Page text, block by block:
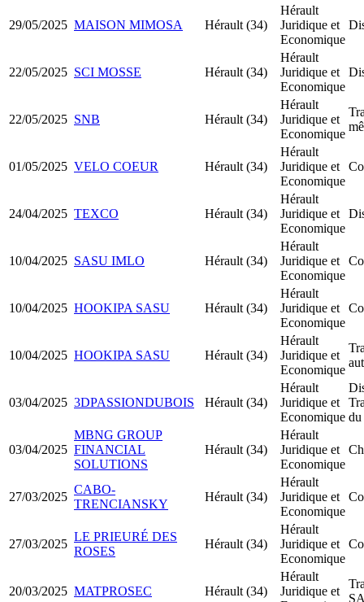
29/05/2025 MAISON MIMOSA Hérault (34)
Hérault
Juridique et
Economique
22/05/2025 SCI MOSSE Hérault (34)
Hérault
Juridique et
Economique
22/05/2025 SNB Hérault (34)
Hérault
Juridique et
Economique
01/05/2025 VELO COEUR Hérault (34)
Hérault
Juridique et
Economique
24/04/2025 TEXCO Hérault (34)
Hérault
Juridique et
Economique
10/04/2025 SASU IMLO Hérault (34)
Hérault
Juridique et
Economique
10/04/2025 HOOKIPA SASU Hérault (34)
Hérault
Juridique et
Economique
10/04/2025 HOOKIPA SASU Hérault (34)
Hérault
Juridique et
Economique
03/04/2025 3DPASSIONDUBOIS Hérault (34)
Hérault
Juridique et
Economique
03/04/2025
MBNG GROUP
FINANCIAL
SOLUTIONS
Hérault (34)
Hérault
Juridique et
Economique
27/03/2025
CABO-
TRENCIANSKY
Hérault (34)
Hérault
Juridique et
Economique
27/03/2025
LE PRIEURÉ DES
ROSES
Hérault (34)
Hérault
Juridique et
Economique
20/03/2025 MATPROSEC Hérault (34)
Hérault
Juridique et